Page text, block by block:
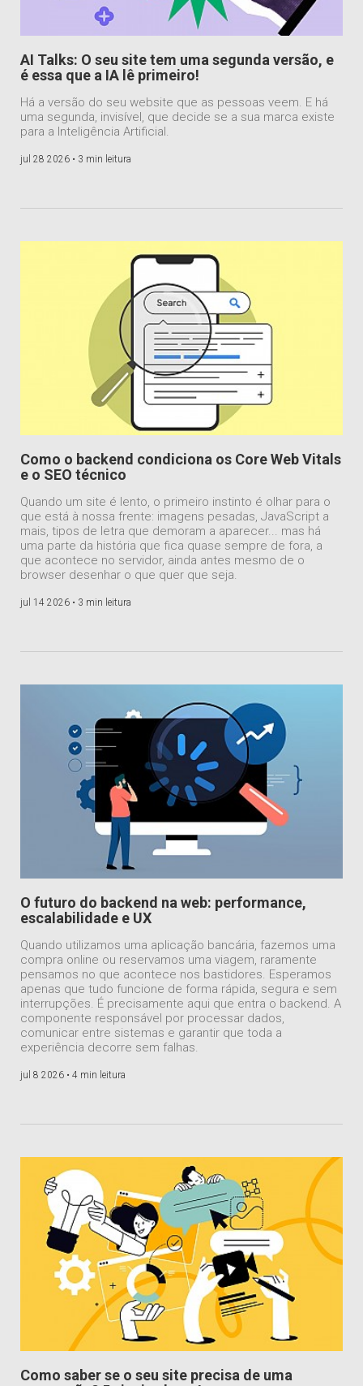
AI Talks: O seu site tem uma segunda versão, e
é essa que a IA lê primeiro!
Há a versão do seu website que as pessoas veem. E há
uma segunda, invisível, que decide se a sua marca existe
para a Inteligência Artificial.
jul 28 2026 • 3 min leitura
Como o backend condiciona os Core Web Vitals
e o SEO técnico
Quando um site é lento, o primeiro instinto é olhar para o
que está à nossa frente: imagens pesadas, JavaScript a
mais, tipos de letra que demoram a aparecer... mas há
uma parte da história que fica quase sempre de fora, a
que acontece no servidor, ainda antes mesmo de o
browser desenhar o que quer que seja.
jul 14 2026 • 3 min leitura
O futuro do backend na web: performance,
escalabilidade e UX
Quando utilizamos uma aplicação bancária, fazemos uma
compra online ou reservamos uma viagem, raramente
pensamos no que acontece nos bastidores. Esperamos
apenas que tudo funcione de forma rápida, segura e sem
interrupções. É precisamente aqui que entra o backend. A
componente responsável por processar dados,
comunicar entre sistemas e garantir que toda a
experiência decorre sem falhas.
jul 8 2026 • 4 min leitura
Como saber se o seu site precisa de uma